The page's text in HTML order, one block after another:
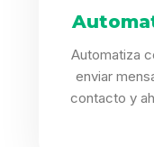
Automatiza
enviar
contacto y